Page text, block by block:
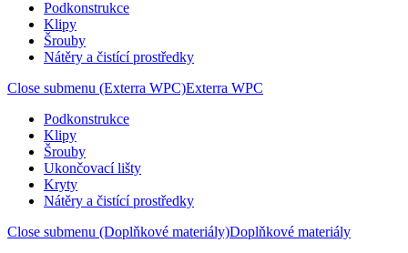
Podkonstrukce
Klipy
Šrouby
Nátěry a čistící prostředky
Close submenu (Exterra WPC)Exterra WPC
Podkonstrukce
Klipy
Šrouby
Ukončovací lišty
Kryty
Nátěry a čistící prostředky
Close submenu (Doplňkové materiály)Doplňkové materiály